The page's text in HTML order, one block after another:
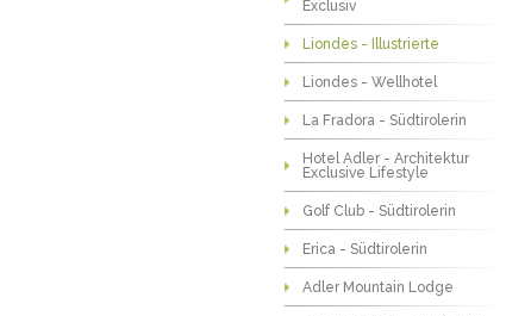
Exclusiv
Liondes - Illustrierte
Liondes - Wellhotel
La Fradora - Südtirolerin
Hotel Adler - Architektur
Exclusive Lifestyle
Golf Club - Südtirolerin
Erica - Südtirolerin
Adler Mountain Lodge